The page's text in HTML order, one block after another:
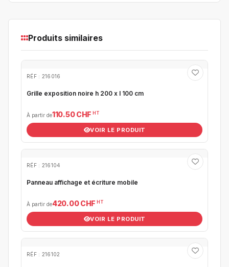
Produits similaires
RÉF : 216016
Grille exposition noire h 200 x l 100 cm
À partir de110.50 CHF HT
VOIR LE PRODUIT
RÉF : 216104
Panneau affichage et écriture mobile
À partir de420.00 CHF HT
VOIR LE PRODUIT
RÉF : 216102